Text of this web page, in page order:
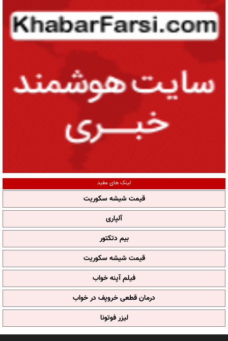
لینک های مفید
قیمت شیشه سکوریت
آلپاری
بیم دتکتور
قیمت شیشه سکوریت
فیلم آپنه خواب
درمان قطعی خروپف در خواب
لیزر فوتونا